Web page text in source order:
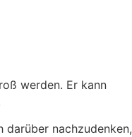
werden. Er kann
darüber nachzudenken,